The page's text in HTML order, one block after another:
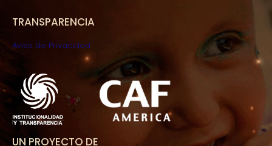
TRANSPARENCIA
Aviso de Privacidad
UN PROYECTO DE